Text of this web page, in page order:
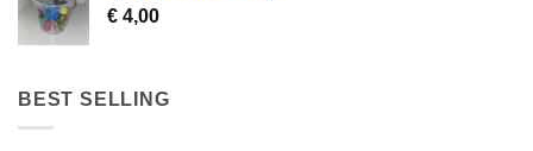
€ 4,00
BEST SELLING